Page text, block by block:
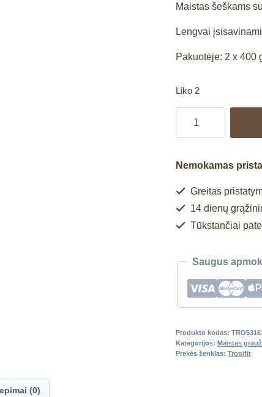
Maistas šeškams
Lengvai
Pakuotėje: 2 x 400
Liko 2
Nemokamas
Greitas
14 dienų
Tūkstančiai
Saugus
Produkto kodas:
Kategorijos: Maistas
Prekės ženklas: Tropifit
(0)